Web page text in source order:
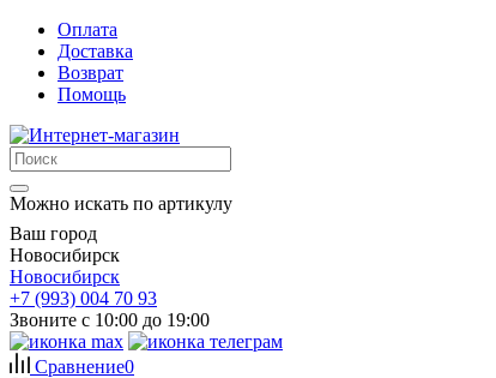
Оплата
Доставка
Возврат
Помощь
Можно искать по артикулу
Ваш город
Новосибирск
Новосибирск
+7 (993) 004 70 93
Звоните с 10:00 до 19:00
Сравнение0